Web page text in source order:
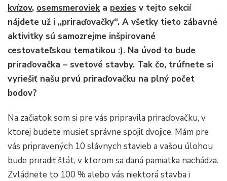
Predveďte
sa!
kvízov, osemsmeroviek a pexies v tejto sekcií
nájdete už i ,,priraďovačky“. A všetky tieto zábavné
aktivitky sú samozrejme inšpirované
cestovateľskou tematikou :). Na úvod to bude
priraďovačka – svetové stavby. Tak čo, trúfnete si
vyriešiť našu prvú priraďovačku na plný počet
bodov?
Na začiatok som si pre vás pripravila priraďovačku, v
ktorej budete musieť správne spojiť dvojice. Mám pre
vás pripravených 10 slávnych stavieb a vašou úlohou
bude priradiť štát, v ktorom sa daná pamiatka nachádza.
Zvládnete to 100 % alebo vás niektorá stavba i